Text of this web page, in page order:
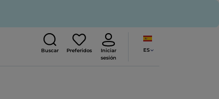
Buscar Preferidos
Iniciar
sesión
ES